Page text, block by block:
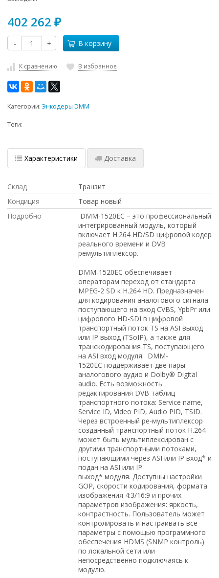
402 262 ₽
- + В корзину
К сравнению В избранное
Категории: Энкодеры DMM
Теги:
Характеристики Доставка
Склад
Транзит
Кондиция
Товар новый
Подробно
DMM-1520ЕС – это профессиональный
интегрированный модуль, который
включает H.264 HD/SD цифровой кодер
реального времени и DVB
ремультиплексор.
DMM-1520ЕС обеспечивает
операторам переход от стандарта
MPEG-2 SD к H.264 HD. Предназначен
для кодирования аналогового сигнала
поступающего на вход CVBS, YpbPr или
цифрового HD-SDI в цифровой
транспортный поток TS на ASI выход
или IP выход (TSoIP), а также для
транскодирования TS, поступающего
на ASI вход модуля. DMM-
1520ЕС поддерживает две пары
аналогового аудио и Dolby® Digital
audio. Есть возможность
редактирования DVB таблиц
транспортного потока: Service name,
Service ID, Video PID, Audio PID, TSID.
Через встроенный ре-мультиплексор
созданный транспортный поток H.264
может быть мультиплексирован с
другими транспортными потоками,
поступающими через ASI или IP вход* и
подан на ASI или IP
выход* модуля. Доступны настройки
GOP, скорости кодирования, формата
изображения 4:3/16:9 и прочих
параметров изображения: яркость,
контрастность. Пользователь может
контролировать и настраивать все
параметры с помощью программного
обеспечения HDMS (SNMP контроль)
по локальной сети или
непосредственно подключаясь к
модулю.